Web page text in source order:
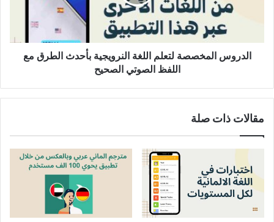
اللفظ
الصوتيالدروس المخصصة لتعلم اللغة النرويجية بأحدث الطرق مع
اللفظ الصوتي الصحيح
مقالات ذات صلة